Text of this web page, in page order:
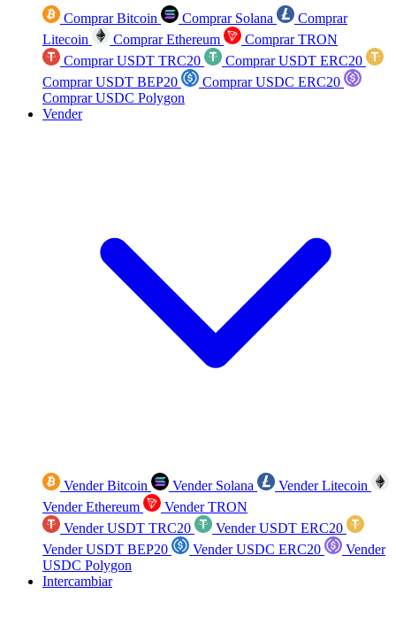
Comprar Bitcoin Comprar Solana
Comprar
Litecoin
Comprar Ethereum
Comprar TRON
Comprar USDT TRC20
Comprar USDT ERC20
Comprar USDT BEP20
Comprar USDC ERC20
Comprar USDC Polygon
Vender
Vender Bitcoin Vender Solana
Vender Litecoin
Vender Ethereum
Vender TRON
Vender USDT TRC20
Vender USDT ERC20
Vender USDT BEP20
Vender USDC ERC20
Vender
USDC Polygon
Intercambiar